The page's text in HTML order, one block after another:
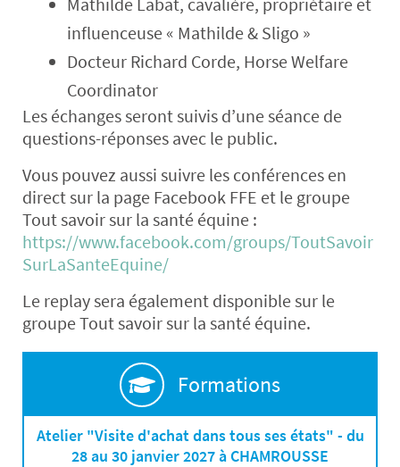
influenceuse « Mathilde & Sligo »
Docteur Richard Corde, Horse Welfare
Coordinator
Les échanges seront suivis d’une séance de
questions-réponses avec le public.
Vous pouvez aussi suivre les conférences en
direct sur la page Facebook FFE et le groupe
Tout savoir sur la santé équine :
https://www.facebook.com/groups/ToutSavoir
SurLaSanteEquine/
Le replay sera également disponible sur le
groupe Tout savoir sur la santé équine.
Formations
Atelier "Visite d'achat dans tous ses états" - du
28 au 30 janvier 2027 à CHAMROUSSE